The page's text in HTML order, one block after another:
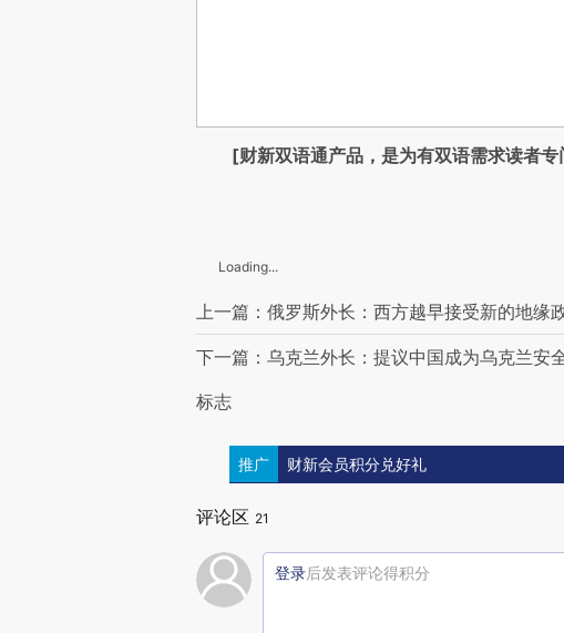
[财新双语通产品，是为有双语需求读者专
Loading...
上一篇：俄罗斯外长：西方越早接受新的地缘
下一篇：乌克兰外长：提议中国成为乌克兰安
标志
推广 财新会员积分兑好礼
评论区 21
登录后发表评论得积分